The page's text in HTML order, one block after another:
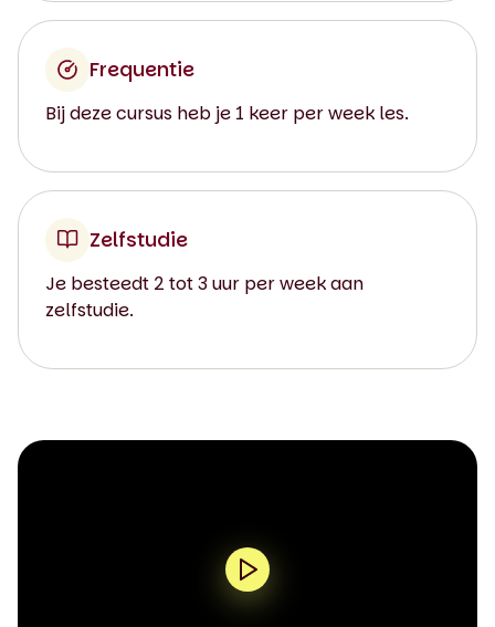
Frequentie
Bij deze cursus heb je 1 keer per week les.
Zelfstudie
Je besteedt 2 tot 3 uur per week aan
zelfstudie.